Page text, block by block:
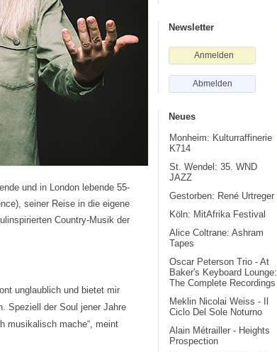
und in London lebende 55-
seiner Reise in die eigene
Country-Musik der
unglaublich und bietet mir
Speziell der Soul jener Jahre
musikalisch mache“, meint
Newsletter
Anmelden
Abmelden
Neues
Monheim: Kulturraffinerie
K714
St. Wendel: 35. WND
JAZZ
Gestorben: René Urtreger
Köln: MitAfrika Festival
Alice Coltrane: Ashram
Tapes
Oscar Peterson Trio - At
Baker's Keyboard Lounge:
The Complete Recordings
Meklin Nicolai Weiss - Il
Ciclo Del Sole Noturno
Alain Métrailler - Heights
Prospection